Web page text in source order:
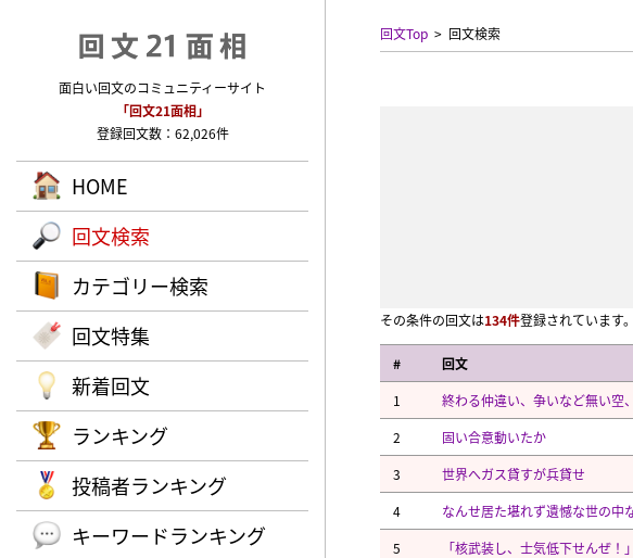
面白い回文のコミュニティーサイト
「回文21面相」
登録回文数：62,026件
HOME
回文検索
カテゴリー検索
回文特集
新着回文
ランキング
投稿者ランキング
キーワードランキング
回文Top 回文検索
その条件の回文は134件登録されています。
# 回文
1
終わる仲違い、争いなど無い空
2
固い合意動いたか
3
世界へガス貸すが兵貸せ
4
なんせ居た堪れず遺憾な世の中
5
「核武装し、士気低下せんぜ！